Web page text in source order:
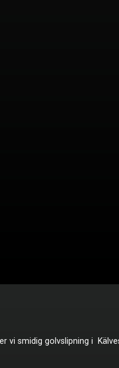
vi smidig golvslipning i